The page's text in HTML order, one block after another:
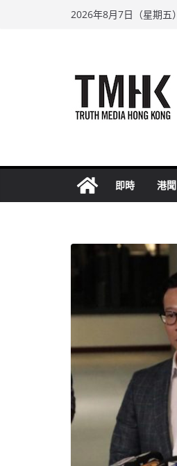
2026年8月7日（星期五）
即時 港聞